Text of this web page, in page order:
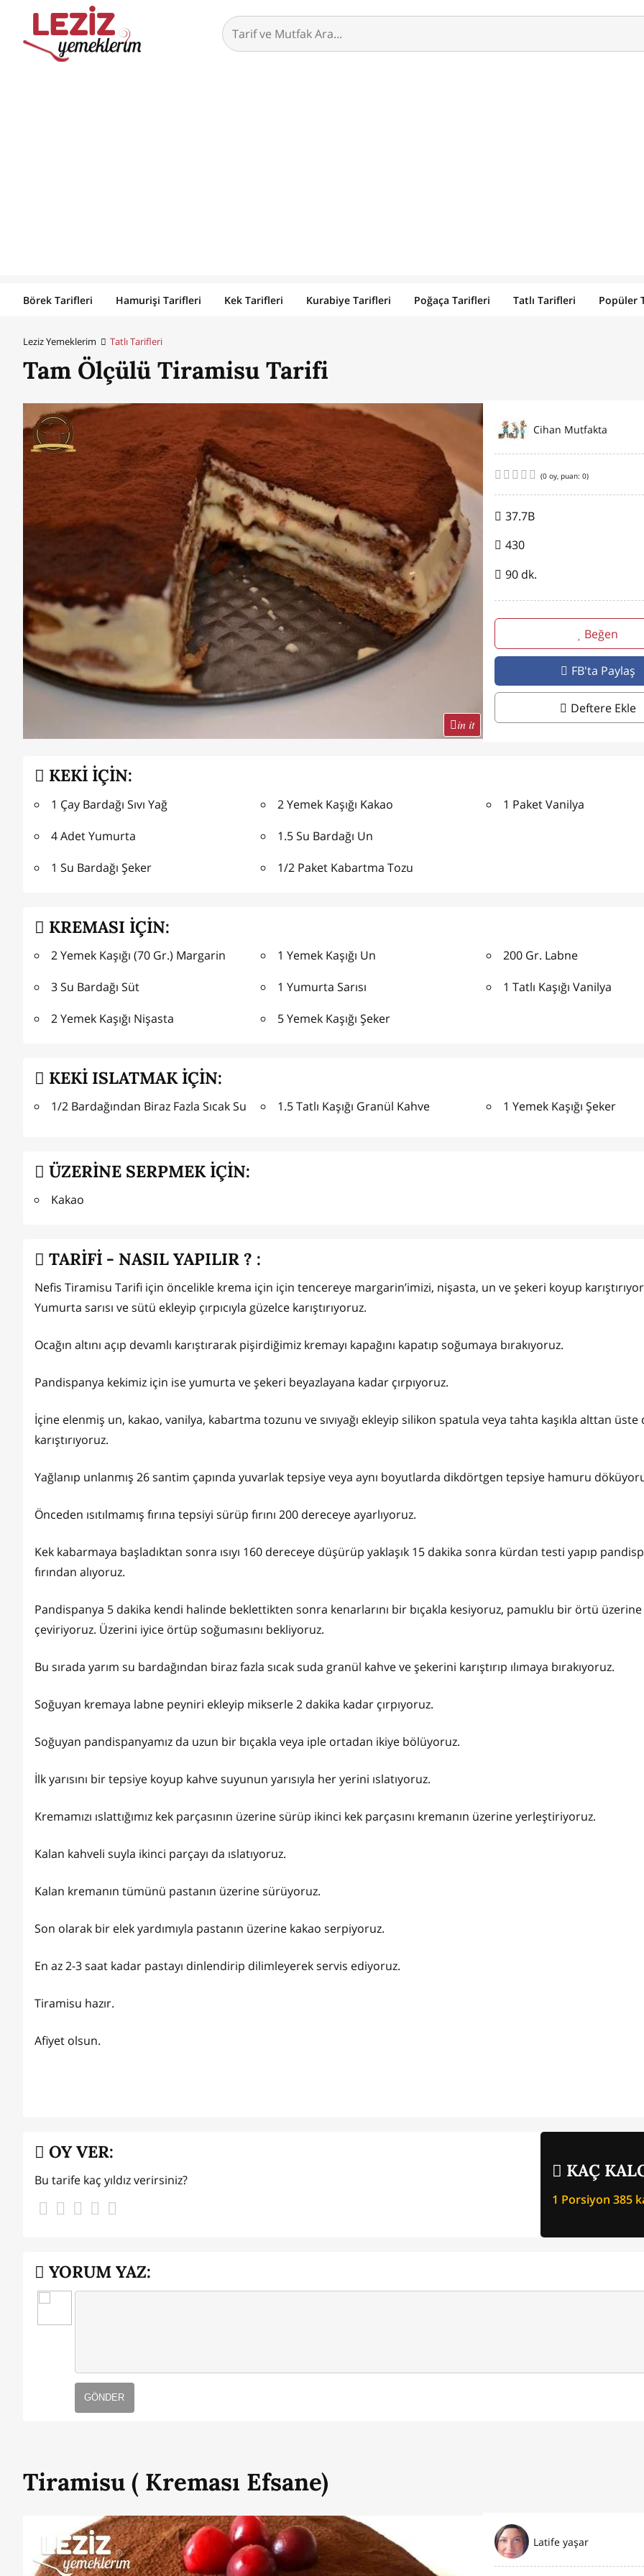
Börek Tarifleri Hamurişi Tarifleri Kek Tarifleri Kurabiye Tarifleri Poğaça Tarifleri Tatlı Tarifleri Popüler
Leziz Yemeklerim Tatlı Tarifleri
Tam Ölçülü Tiramisu Tarifi
in it
Cihan Mutfakta
(0 oy, puan: 0)
37.7B
430
90 dk.
Beğen
FB'ta Paylaş
Deftere Ekle
KEKİ İÇİN:
1 Çay Bardağı Sıvı Yağ
4 Adet Yumurta
1 Su Bardağı Şeker
2 Yemek Kaşığı Kakao
1.5 Su Bardağı Un
1/2 Paket Kabartma Tozu
1 Paket Vanilya
KREMASI İÇİN:
2 Yemek Kaşığı (70 Gr.) Margarin
3 Su Bardağı Süt
2 Yemek Kaşığı Nişasta
1 Yemek Kaşığı Un
1 Yumurta Sarısı
5 Yemek Kaşığı Şeker
200 Gr. Labne
1 Tatlı Kaşığı Vanilya
KEKİ ISLATMAK İÇİN:
1/2 Bardağından Biraz Fazla Sıcak Su 1.5 Tatlı Kaşığı Granül Kahve 1 Yemek Kaşığı Şeker
ÜZERİNE SERPMEK İÇİN:
Kakao
TARİFİ - NASIL YAPILIR ? :
Nefis Tiramisu Tarifi için öncelikle krema için için tencereye margarin’imizi, nişasta, un ve şekeri koyup
Yumurta sarısı ve sütü ekleyip çırpıcıyla güzelce karıştırıyoruz.
Ocağın altını açıp devamlı karıştırarak pişirdiğimiz kremayı kapağını kapatıp soğumaya bırakıyoruz.
Pandispanya kekimiz için ise yumurta ve şekeri beyazlayana kadar çırpıyoruz.
İçine elenmiş un, kakao, vanilya, kabartma tozunu ve sıvıyağı ekleyip silikon spatula veya tahta kaşıkla alttan
karıştırıyoruz.
Yağlanıp unlanmış 26 santim çapında yuvarlak tepsiye veya aynı boyutlarda dikdörtgen tepsiye hamuru
Önceden ısıtılmamış fırına tepsiyi sürüp fırını 200 dereceye ayarlıyoruz.
Kek kabarmaya başladıktan sonra ısıyı 160 dereceye düşürüp yaklaşık 15 dakika sonra kürdan testi yapıp
fırından alıyoruz.
Pandispanya 5 dakika kendi halinde beklettikten sonra kenarlarını bir bıçakla kesiyoruz, pamuklu bir örtü
çeviriyoruz. Üzerini iyice örtüp soğumasını bekliyoruz.
Bu sırada yarım su bardağından biraz fazla sıcak suda granül kahve ve şekerini karıştırıp ılımaya bırakıyoruz.
Soğuyan kremaya labne peyniri ekleyip mikserle 2 dakika kadar çırpıyoruz.
Soğuyan pandispanyamız da uzun bir bıçakla veya iple ortadan ikiye bölüyoruz.
İlk yarısını bir tepsiye koyup kahve suyunun yarısıyla her yerini ıslatıyoruz.
Kremamızı ıslattığımız kek parçasının üzerine sürüp ikinci kek parçasını kremanın üzerine yerleştiriyoruz.
Kalan kahveli suyla ikinci parçayı da ıslatıyoruz.
Kalan kremanın tümünü pastanın üzerine sürüyoruz.
Son olarak bir elek yardımıyla pastanın üzerine kakao serpiyoruz.
En az 2-3 saat kadar pastayı dinlendirip dilimleyerek servis ediyoruz.
Tiramisu hazır.
Afiyet olsun.
KAÇ
1 Porsiyon 385
OY VER:
Bu tarife kaç yıldız verirsiniz?
YORUM YAZ:
GÖNDER
Tiramisu ( Kreması Efsane)
Latife yaşar